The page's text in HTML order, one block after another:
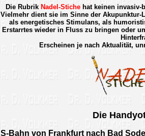
Die Rubrik Nadel-Stichehat keinen invasiv-
Vielmehr dient sie im Sinne der
als energetisches Stimulans, als
Erstarrtes wieder in Fluss zu bringen oder
Erscheinen je nach Aktualität,
Die
S-Bahn von Frankfurt nach Bad